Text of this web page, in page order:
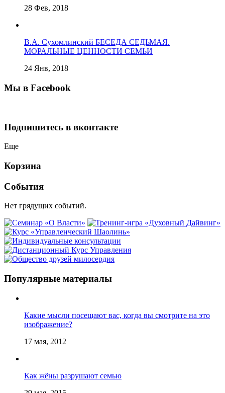
28 Фев, 2018
В.А. Сухомлинский БЕСЕДА СЕДЬМАЯ.
МОРАЛЬНЫЕ ЦЕННОСТИ СЕМЬИ
24 Янв, 2018
Мы в Facebook
Подпишитесь в вконтакте
Еще
Корзина
События
Нет грядущих событий.
Популярные материалы
Какие мысли посещают вас, когда вы смотрите на это
изображение?
17 мая, 2012
Как жёны разрушают семью